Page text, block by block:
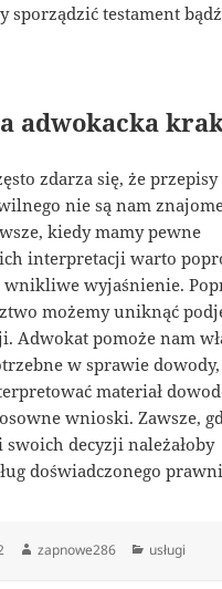
sporządzić testament
adwokacka
zdarza się, że
nie są nam
kiedy mamy pewne
interpretacji warto
wyjaśnienie.
możemy uniknąć
Adwokat pomoże nam
w sprawie dowody,
materiał
wnioski. Zawsze,
swoich decyzji należałoby
doświadczonego
Autor
zapnowe286 Kategorie
usługi